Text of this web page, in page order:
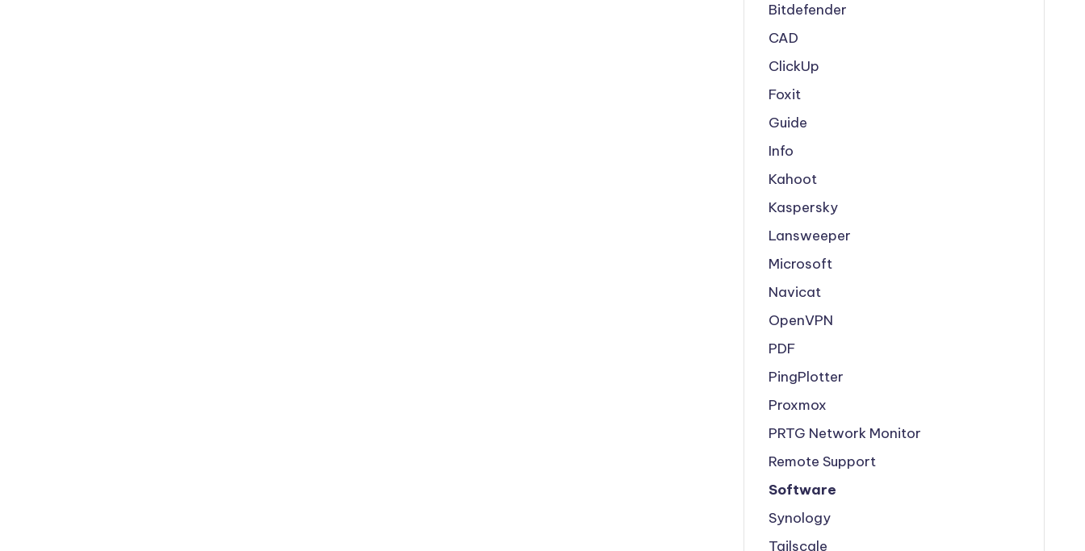
Bitdefender
CAD
ClickUp
Foxit
Guide
Info
Kahoot
Kaspersky
Lansweeper
Microsoft
Navicat
OpenVPN
PDF
PingPlotter
Proxmox
PRTG Network Monitor
Remote Support
Software
Synology
Tailscale